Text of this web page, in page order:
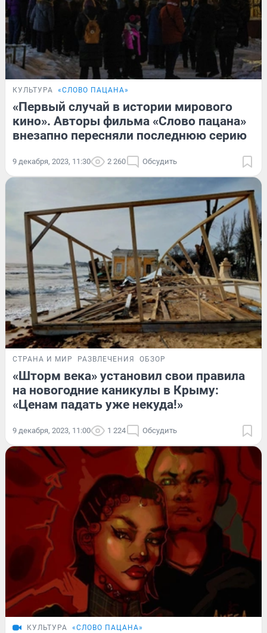
КУЛЬТУРА «СЛОВО ПАЦАНА»
«Первый случай в истории мирового
кино». Авторы фильма «Слово пацана»
внезапно пересняли последнюю серию
9 декабря, 2023, 11:30 2 260 Обсудить
СТРАНА И МИР РАЗВЛЕЧЕНИЯ ОБЗОР
«Шторм века» установил свои правила
на новогодние каникулы в Крыму:
«Ценам падать уже некуда!»
9 декабря, 2023, 11:00 1 224 Обсудить
КУЛЬТУРА «СЛОВО ПАЦАНА»